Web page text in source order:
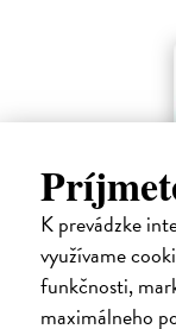
K prevádzke
využívame
funkčnosti,
maximálneho